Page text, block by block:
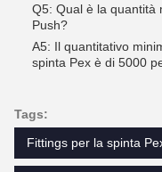
Q5: Qual è la quantità
Push?
A5: Il quantitativo
spinta Pex è di 5000
Tags:
Fittings per la spinta